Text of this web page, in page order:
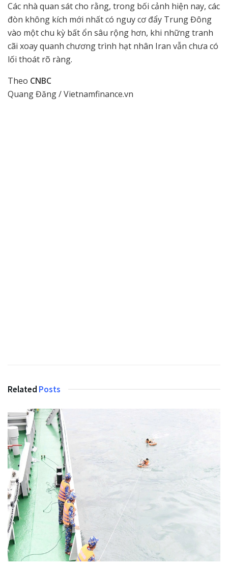
Các nhà quan sát cho rằng, trong bối cảnh hiện nay, các
đòn không kích mới nhất có nguy cơ đẩy Trung Đông
vào một chu kỳ bất ổn sâu rộng hơn, khi những tranh
cãi xoay quanh chương trình hạt nhân Iran vẫn chưa có
lối thoát rõ ràng.
Theo CNBC
Quang Đăng / Vietnamfinance.vn
Related Posts